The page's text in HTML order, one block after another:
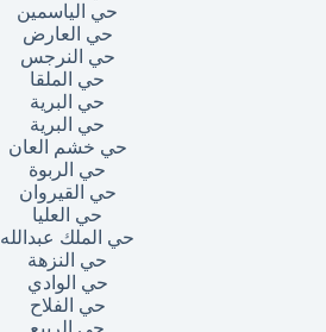
حي الياسمين
حي العارض
حي النرجس
حي الملقا
حي البرية
حي البرية
حي خشم العان
حي الربوة
حي القيروان
حي العليا
حي الملك عبدالله
حي النزهة
حي الوادي
حي الفلاح
حي الربيع